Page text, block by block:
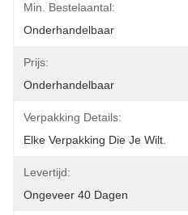
Min. Bestelaantal:
Onderhandelbaar
Prijs:
Onderhandelbaar
Verpakking Details:
Elke Verpakking Die Je Wilt.
Levertijd:
Ongeveer 40 Dagen